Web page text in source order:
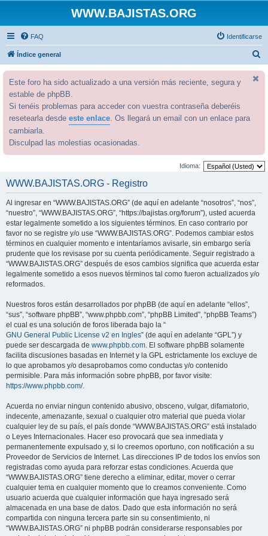
WWW.BAJISTAS.ORG
FAQ Identificarse
Índice general
Este foro ha sido actualizado a una versión más reciente, segura y
estable de phpBB.
Si tenéis problemas para acceder con vuestra contraseña deberéis
resetearla desde este enlace. Os llegará un email con un enlace para
cambiarla.
Disculpad las molestias ocasionadas.
Idioma:
WWW.BAJISTAS.ORG - Registro
Al ingresar en “WWW.BAJISTAS.ORG” (de aquí en adelante “nosotros”, “nos”,
“nuestro”, “WWW.BAJISTAS.ORG”, “https://bajistas.org/forum”), usted acuerda
estar legalmente sometido a los siguientes términos. En caso contrario por
favor no se registre y/o use “WWW.BAJISTAS.ORG”. Podemos cambiar estos
términos en cualquier momento e intentaríamos avisarle, sin embargo sería
prudente que los revisase por su cuenta periódicamente. Seguir registrado a
“WWW.BAJISTAS.ORG” después de esos cambios significa que acuerda estar
legalmente sometido a esos nuevos términos tal como fueron actualizados y/o
reformados.
Nuestros foros están desarrollados por phpBB (de aquí en adelante “ellos”,
“sus”, “software phpBB”, “www.phpbb.com”, “phpBB Limited”, “phpBB Teams”)
el cual es una solución de foros liberada bajo la “
GNU General Public License v2 en Ingles” (de aquí en adelante “GPL”) y
puede ser descargada de www.phpbb.com. El software phpBB solamente
facilita discusiones basadas en Internet y la GPL estrictamente los excluye de
lo que aprobamos y/o desaprobamos como conductas y/o contenido
permisible. Para más información sobre phpBB, por favor visite:
https://www.phpbb.com/.
Acuerda no enviar ningun contenido abusivo, obsceno, vulgar, difamatorio,
indecente, amenazante, sexual o cualquier otro material que pueda violar
cualquier ley de su país, el país donde “WWW.BAJISTAS.ORG” está instalado
o Leyes Internacionales. Hacer eso provocará que sea inmediata y
permanentemente expulsado y, si lo creemos oportuno, con notificación a su
Proveedor de Servicios de Internet. Las direcciones IP de todos los envíos son
registradas como ayuda para reforzar estas condiciones. Acuerda que
“WWW.BAJISTAS.ORG” tiene derecho a eliminar, editar, mover o cerrar
cualquier tema en cualquier momento que lo creamos conveniente. Como
usuario acuerda que cualquier información que haya ingresado será
almacenada en una base de datos. Dado que esta información no será
compartida con ninguna tercera parte sin su consentimiento, ni
“WWW.BAJISTAS.ORG” ni phpBB podrán considerarse responsables por